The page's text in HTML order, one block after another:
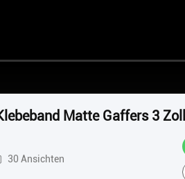
Matte Gaffers 3
30 Ansichten